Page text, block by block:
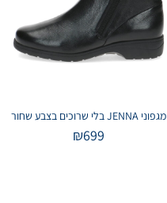
מגפוני JENNA בלי שרוכים בצבע שחור
₪699